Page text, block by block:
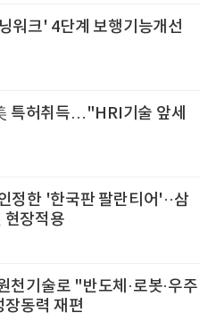
워크' 4단계 보행기능개선
특허취득…"HRI기술 앞세
정한 '한국판 팔란티어'··삼
현장적용
천기술로 "반도체·로봇·우주
장동력 재편